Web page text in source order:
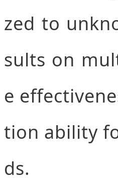
zed to
sults on
e
tion ability
ds.